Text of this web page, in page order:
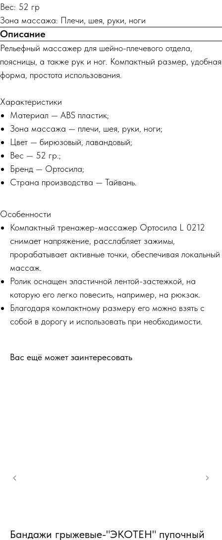
Вес: 52 гр
Зона массажа: Плечи, шея, руки, ноги
Описание
Рельефный массажер для шейно-плечевого отдела,
поясницы, а также рук и ног. Компактный размер, удобная
форма, простота использования.
Характеристики
Материал — ABS пластик;
Зона массажа — плечи, шея, руки, ноги;
Цвет — бирюзовый, лавандовый;
Вес — 52 гр.;
Бренд — Ортосила;
Страна производства — Тайвань.
Особенности
Компактный тренажер-массажер Ортосила L 0212
снимает напряжение, расслабляет зажимы,
прорабатывает активные точки, обеспечивая локальный
массаж.
Ролик оснащен эластичной лентой-застежкой, на
которую его легко повесить, например, на рюкзак.
Благодаря компактному размеру его можно взять с
собой в дорогу и использовать при необходимости.
Вас ещё может заинтересовать
Бандажи грыжевые-"ЭКОТЕН" пупочный